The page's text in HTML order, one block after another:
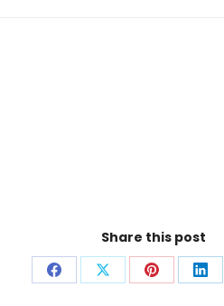
Share this post
Auf
Auf
Auf
Auf